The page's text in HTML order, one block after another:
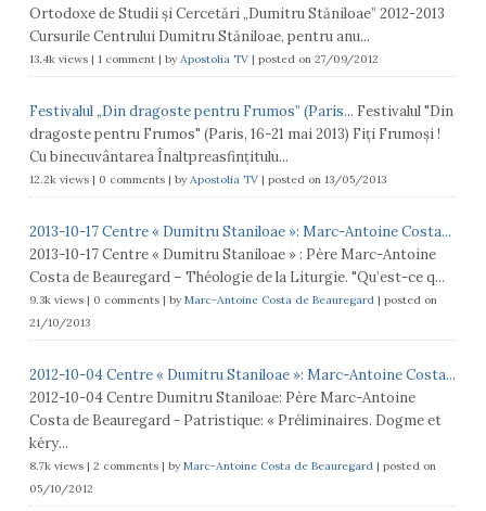
Ortodoxe de Studii și Cercetări „Dumitru Stăniloae” 2012-2013
Cursurile Centrului Dumitru Stăniloae, pentru anu...
13.4k views| 1 comment| byApostolia TV| posted on 27/09/2012
Festivalul „Din dragoste pentru Frumos” (Paris... Festivalul "Din
dragoste pentru Frumos" (Paris, 16-21 mai 2013) Fiţi Frumoşi !
Cu binecuvântarea Înaltpreasfinţitulu...
12.2k views| 0 comments| byApostolia TV| posted on 13/05/2013
2013-10-17 Centre « Dumitru Staniloae »: Marc-Antoine Costa...
2013-10-17 Centre « Dumitru Staniloae » : Père Marc-Antoine
Costa de Beauregard – Théologie de la Liturgie. "Qu’est-ce q...
9.3k views| 0 comments| byMarc-Antoine Costa de Beauregard| posted on
21/10/2013
2012-10-04 Centre « Dumitru Staniloae »: Marc-Antoine Costa...
2012-10-04 Centre Dumitru Staniloae: Père Marc-Antoine
Costa de Beauregard - Patristique: « Préliminaires. Dogme et
kéry...
8.7k views| 2 comments| byMarc-Antoine Costa de Beauregard| posted on
05/10/2012